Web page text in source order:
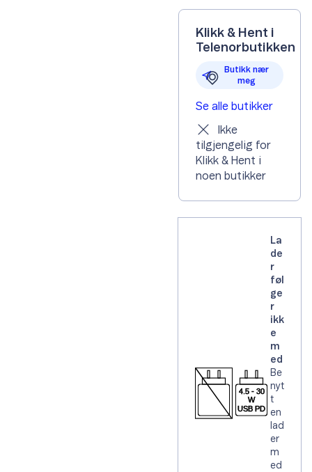
Klikk & Hent i
Telenorbutikken
Butikk nær
meg
Se alle butikker
Ikke
tilgjengelig for
Klikk & Hent i
noen butikker
La
de
r
føl
ge
r
ikk
e
m
ed
Be
nyt
t
en
lad
er
m
ed